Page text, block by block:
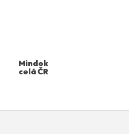
Mindok
celá ČR